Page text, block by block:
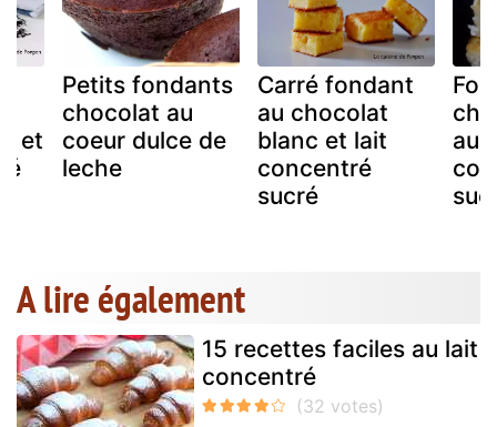
et
Petits fondants
chocolat au
coeur dulce de
leche
Carré fondant
au chocolat
blanc et lait
concentré
sucré
au
A lire également
15 recettes faciles au lait
concentré